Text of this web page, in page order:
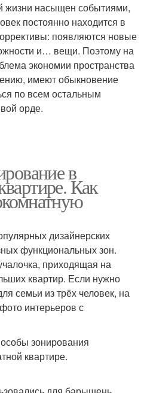
жизни насыщен событиями,
постоянно находится в
появляются новые
и… вещи. Поэтому на
экономии пространства
имеют обыкновение
по всем остальным
орде.
в
Как
дизайнерских
функциональных зон.
приходящая на
квартир. Если нужно
семьи из трёх человек, на
интерьеров с
зонирования
квартире.